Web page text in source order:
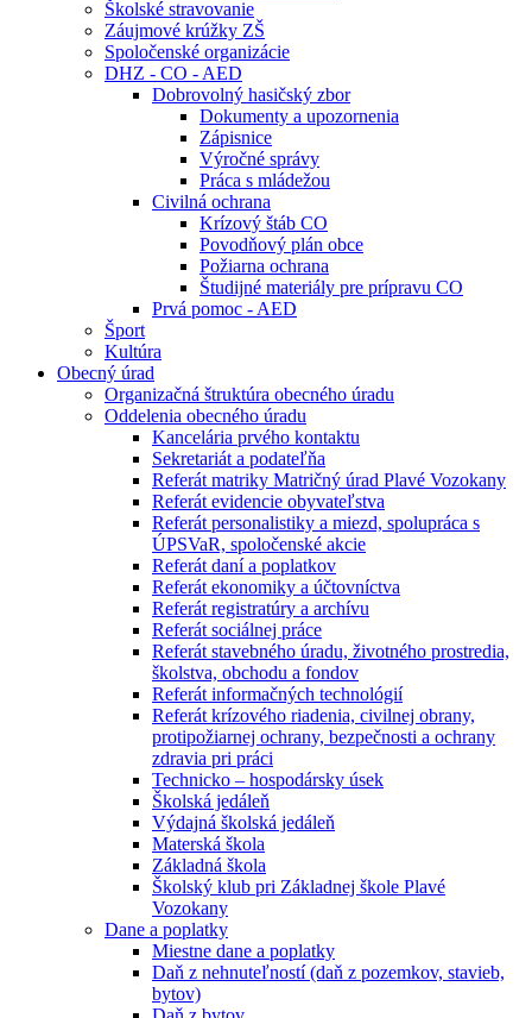
Školské stravovanie
Záujmové krúžky ZŠ
Spoločenské organizácie
DHZ - CO - AED
Dobrovolný hasičský zbor
Dokumenty a upozornenia
Zápisnice
Výročné správy
Práca s mládežou
Civilná ochrana
Krízový štáb CO
Povodňový plán obce
Požiarna ochrana
Študijné materiály pre prípravu CO
Prvá pomoc - AED
Šport
Kultúra
Obecný úrad
Organizačná štruktúra obecného úradu
Oddelenia obecného úradu
Kancelária prvého kontaktu
Sekretariát a podateľňa
Referát matriky Matričný úrad Plavé Vozokany
Referát evidencie obyvateľstva
Referát personalistiky a miezd, spolupráca s
ÚPSVaR, spoločenské akcie
Referát daní a poplatkov
Referát ekonomiky a účtovníctva
Referát registratúry a archívu
Referát sociálnej práce
Referát stavebného úradu, životného prostredia,
školstva, obchodu a fondov
Referát informačných technológií
Referát krízového riadenia, civilnej obrany,
protipožiarnej ochrany, bezpečnosti a ochrany
zdravia pri práci
Technicko – hospodársky úsek
Školská jedáleň
Výdajná školská jedáleň
Materská škola
Základná škola
Školský klub pri Základnej škole Plavé
Vozokany
Dane a poplatky
Miestne dane a poplatky
Daň z nehnuteľností (daň z pozemkov, stavieb,
bytov)